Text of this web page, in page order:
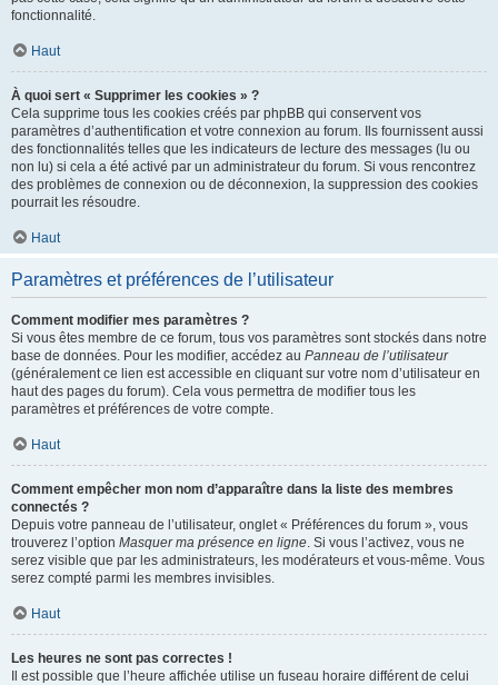
fonctionnalité.
Haut
À quoi sert « Supprimer les cookies » ?
Cela supprime tous les cookies créés par phpBB qui conservent vos
paramètres d’authentification et votre connexion au forum. Ils fournissent aussi
des fonctionnalités telles que les indicateurs de lecture des messages (lu ou
non lu) si cela a été activé par un administrateur du forum. Si vous rencontrez
des problèmes de connexion ou de déconnexion, la suppression des cookies
pourrait les résoudre.
Haut
Paramètres et préférences de l’utilisateur
Comment modifier mes paramètres ?
Si vous êtes membre de ce forum, tous vos paramètres sont stockés dans notre
base de données. Pour les modifier, accédez au Panneau de l’utilisateur
(généralement ce lien est accessible en cliquant sur votre nom d’utilisateur en
haut des pages du forum). Cela vous permettra de modifier tous les
paramètres et préférences de votre compte.
Haut
Comment empêcher mon nom d’apparaître dans la liste des membres
connectés ?
Depuis votre panneau de l’utilisateur, onglet « Préférences du forum », vous
trouverez l’option Masquer ma présence en ligne. Si vous l’activez, vous ne
serez visible que par les administrateurs, les modérateurs et vous-même. Vous
serez compté parmi les membres invisibles.
Haut
Les heures ne sont pas correctes !
Il est possible que l’heure affichée utilise un fuseau horaire différent de celui